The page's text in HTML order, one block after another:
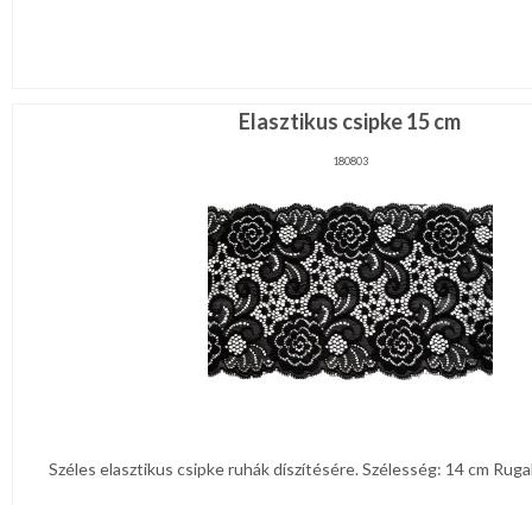
Elasztikus csipke 15 cm
180803
Széles elasztikus csipke ruhák díszítésére. Szélesség: 14 cm